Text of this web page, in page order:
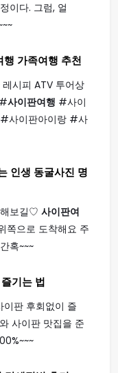
이다. 그럼, 얼
행 가족여행 추천
시피 ATV 투어상
사이판여행 #사이
사이판아이랑 #사
인생 동굴사진 명
보길♡ 사이판여
쪽으로 도착해요 주
혹~~~
기는 법
판 후회없이 즐
사이판 맛집을 준